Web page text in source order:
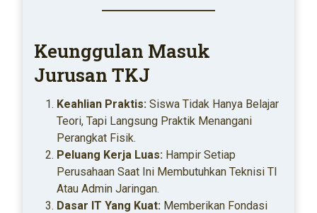
Keunggulan Masuk
Jurusan TKJ
Keahlian Praktis: Siswa Tidak Hanya Belajar
Teori, Tapi Langsung Praktik Menangani
Perangkat Fisik.
Peluang Kerja Luas: Hampir Setiap
Perusahaan Saat Ini Membutuhkan Teknisi TI
Atau Admin Jaringan.
Dasar IT Yang Kuat: Memberikan Fondasi